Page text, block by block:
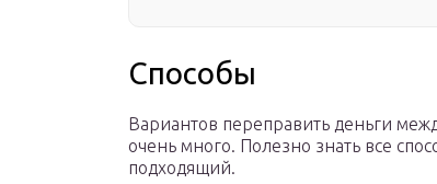
Способы
Вариантов переправить деньги
очень много. Полезно знать все
подходящий.